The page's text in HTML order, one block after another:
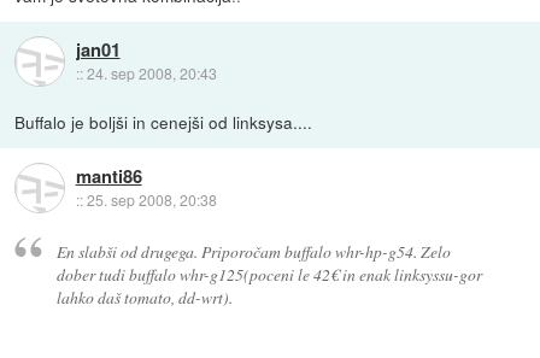
jan01
::24. sep 2008, 20:43
Buffalo je boljši in cenejši od linksysa....
manti86
::25. sep 2008, 20:38
En slabši od drugega. Priporočam buffalo whr-hp-g54. Zelo
dober tudi buffalo whr-g125(poceni le 42€ in enak linksyssu-gor
lahko daš tomato, dd-wrt).